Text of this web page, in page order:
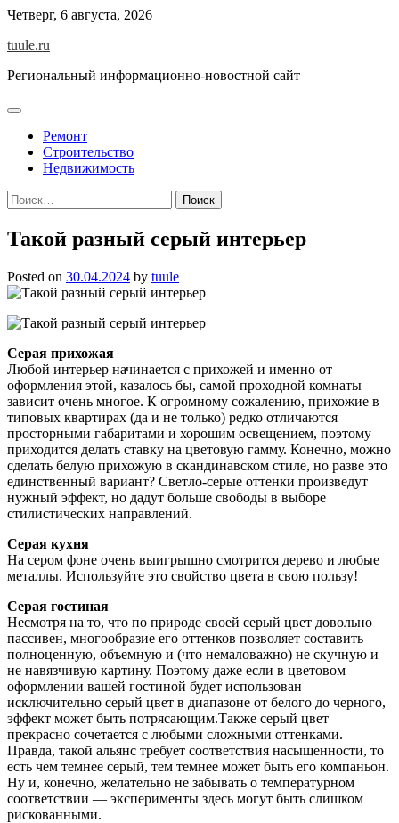
Skip
content
Четверг, 6 августа, 2026
tuule.ru
Региональный информационно-новостной сайт
Ремонт
Строительство
Недвижимость
Найти:
Такой разный серый интерьер
Posted on 30.04.2024 by tuule
Серая прихожая
Любой интерьер начинается с прихожей и именно от
оформления этой, казалось бы, самой проходной комнаты
зависит очень многое. К огромному сожалению, прихожие в
типовых квартирах (да и не только) редко отличаются
просторными габаритами и хорошим освещением, поэтому
приходится делать ставку на цветовую гамму. Конечно, можно
сделать белую прихожую в скандинавском стиле, но разве это
единственный вариант? Светло-серые оттенки произведут
нужный эффект, но дадут больше свободы в выборе
стилистических направлений.
Серая кухня
На сером фоне очень выигрышно смотрится дерево и любые
металлы. Используйте это свойство цвета в свою пользу!
Серая гостиная
Несмотря на то, что по природе своей серый цвет довольно
пассивен, многообразие его оттенков позволяет составить
полноценную, объемную и (что немаловажно) не скучную и
не навязчивую картину. Поэтому даже если в цветовом
оформлении вашей гостиной будет использован
исключительно серый цвет в диапазоне от белого до черного,
эффект может быть потрясающим.Также серый цвет
прекрасно сочетается с любыми сложными оттенками.
Правда, такой альянс требует соответствия насыщенности, то
есть чем темнее серый, тем темнее может быть его компаньон.
Ну и, конечно, желательно не забывать о температурном
соответствии — эксперименты здесь могут быть слишком
рискованными.